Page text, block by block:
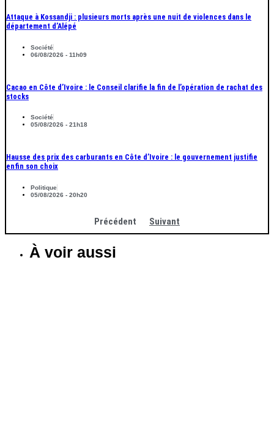
Attaque à Kossandji : plusieurs morts après une nuit de violences dans le
département d’Alépé
Société
06/08/2026 - 11h09
Cacao en Côte d’Ivoire : le Conseil clarifie la fin de l’opération de rachat des
stocks
Société
05/08/2026 - 21h18
Hausse des prix des carburants en Côte d’Ivoire : le gouvernement justifie
enfin son choix
Politique
05/08/2026 - 20h20
Précédent Suivant
À voir aussi